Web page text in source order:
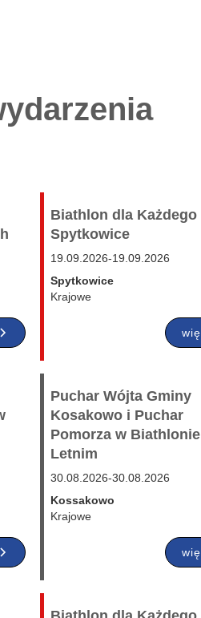
Biathlon dla Każdego
Spytkowice
19.09.2026-19.09.2026
Spytkowice
Krajowe
Puchar Wójta Gminy
Kosakowo i Puchar
Pomorza w Biathlonie
Letnim
30.08.2026-30.08.2026
Kossakowo
Krajowe